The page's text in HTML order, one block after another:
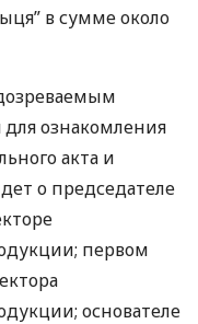
в сумме около
ознакомления
акта и
о председателе
первом
основателе